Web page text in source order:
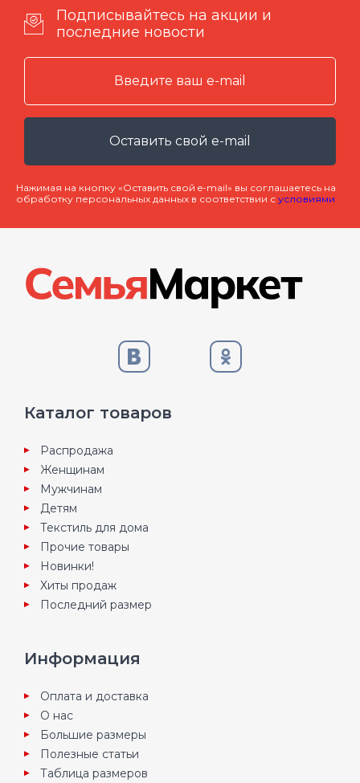
Подписывайтесь на акции и
последние новости
Оставить свой e-mail
Нажимая на кнопку «Оставить свой e-mail» вы соглашаетесь на
обработку персональных данных в соответствии с условиями
Каталог товаров
Распродажа
Женщинам
Мужчинам
Детям
Текстиль для дома
Прочие товары
Новинки!
Хиты продаж
Последний размер
Информация
Оплата и доставка
О нас
Большие размеры
Полезные статьи
Таблица размеров